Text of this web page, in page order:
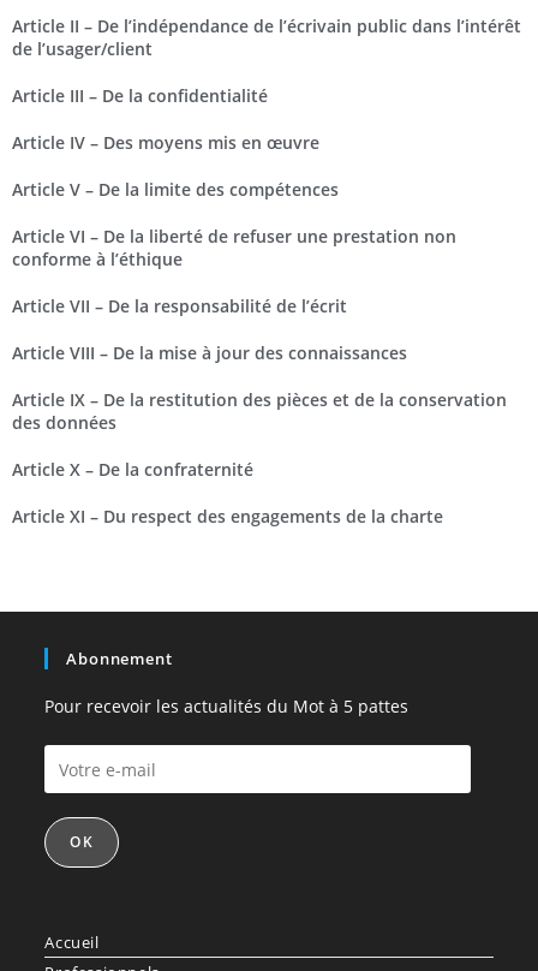
Article II – De l’indépendance de l’écrivain public dans l’intérêt
de l’usager/client
Article III – De la confidentialité
Article IV – Des moyens mis en œuvre
Article V – De la limite des compétences
Article VI – De la liberté de refuser une prestation non
conforme à l’éthique
Article VII – De la responsabilité de l’écrit
Article VIII – De la mise à jour des connaissances
Article IX – De la restitution des pièces et de la conservation
des données
Article X – De la confraternité
Article XI – Du respect des engagements de la charte
Abonnement
Pour recevoir les actualités du Mot à 5 pattes
OK
Accueil